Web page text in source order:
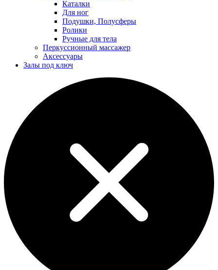
Каталки
Для ног
Подушки, Полусферы
Ролики
Ручные для тела
Перкуссионный массажер
Аксессуары
Залы под ключ